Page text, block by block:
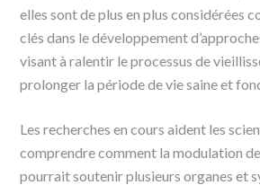
elles sont de plus en plus considérées
clés dans le développement
visant à ralentir le processus de
prolonger la période de vie saine et
Les recherches en cours aident les
comprendre comment la modulation
pourrait soutenir plusieurs organes et